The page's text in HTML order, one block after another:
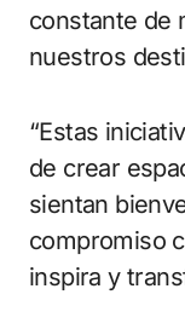
constante de
nuestros
“Estas
de crear
sientan
compromiso
inspira y